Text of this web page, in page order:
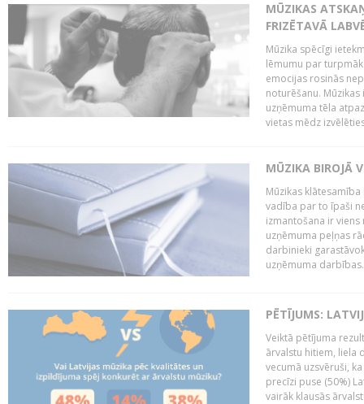
MŪZIKAS
FRIZĒTAVĀ
Mūzika spēcīgi
lēmumu par
emocijas rosinās
noturēšanu.
uzņēmuma tēla
vietas mēdz
MŪZIKA BIROJĀ
Mūzikas
vadība par to īpaši
izmantošana ir
uzņēmuma peļņas
darbinieki
uzņēmuma
PĒTĪJUMS:
Veiktā pētījuma
ārvalstu hitiem, liela
vecumā uzsvēruši,
precīzi puse (50%)
vairāk klausās